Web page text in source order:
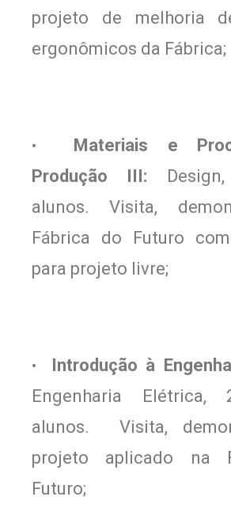
projeto de melhoria
ergonômicos da Fábrica;
•
Materiais e
Produção III:
alunos. Visita,
Fábrica do Futuro
para projeto livre;
•
Introdução à
Engenharia Elétrica,
alunos. Visita,
projeto aplicado na
Futuro;